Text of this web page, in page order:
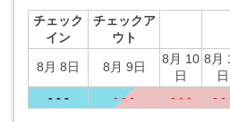
チェック
イン
チェックア
ウト
8月 8日 8月 9日
8月 10
日
8月
日
- - -
- - - - - - - -